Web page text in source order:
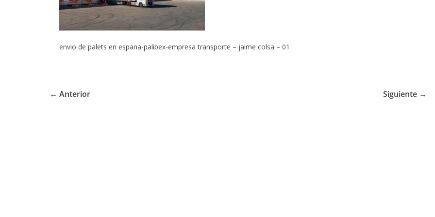
envio de palets en espana-palibex-empresa transporte – jaime colsa – 01
← Anterior Siguiente →